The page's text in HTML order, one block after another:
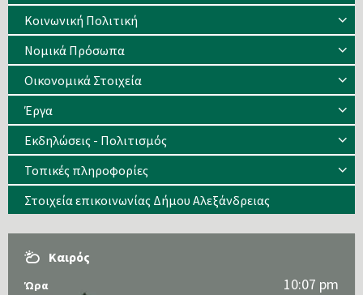
Κοινωνική Πολιτική
Νομικά Πρόσωπα
Οικονομικά Στοιχεία
Έργα
Εκδηλώσεις - Πολιτισμός
Τοπικές πληροφορίες
Στοιχεία επικοινωνίας Δήμου Αλεξάνδρειας
Καιρός
Ώρα 10:07 pm